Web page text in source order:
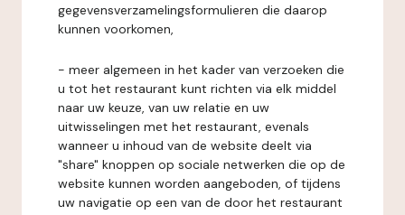
gegevensverzamelingsformulieren die daarop
kunnen voorkomen,
- meer algemeen in het kader van verzoeken die
u tot het restaurant kunt richten via elk middel
naar uw keuze, van uw relatie en uw
uitwisselingen met het restaurant, evenals
wanneer u inhoud van de website deelt via
"share" knoppen op sociale netwerken die op de
website kunnen worden aangeboden, of tijdens
uw navigatie op een van de door het restaurant